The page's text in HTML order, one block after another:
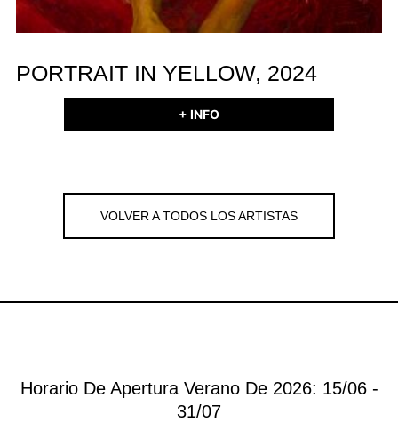
PORTRAIT IN YELLOW, 2024
+ INFO
VOLVER A TODOS LOS ARTISTAS
Horario De Apertura Verano De 2026: 15/06 -
31/07